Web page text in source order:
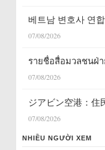
베트남 변호사 연
07/08/2026
รายชื่อสื่อมวลชนฝ่
07/08/2026
ジアビン空港：住
07/08/2026
NHIỀU NGƯỜI XEM